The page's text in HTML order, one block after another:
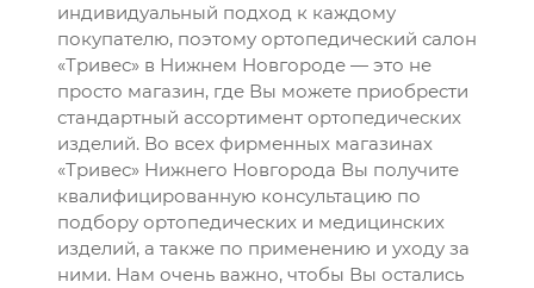
индивидуальный подход к каждому
покупателю, поэтому ортопедический салон
«Тривес» в Нижнем Новгороде — это не
просто магазин, где Вы можете приобрести
стандартный ассортимент ортопедических
изделий. Во всех фирменных магазинах
«Тривес» Нижнего Новгорода Вы получите
квалифицированную консультацию по
подбору ортопедических и медицинских
изделий, а также по применению и уходу за
ними. Нам очень важно, чтобы Вы остались